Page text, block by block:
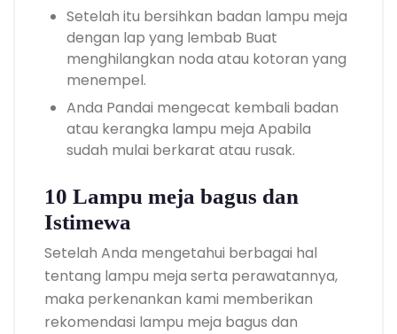
Setelah itu bersihkan badan lampu meja
dengan lap yang lembab Buat
menghilangkan noda atau kotoran yang
menempel.
Anda Pandai mengecat kembali badan
atau kerangka lampu meja Apabila
sudah mulai berkarat atau rusak.
10 Lampu meja bagus dan
Istimewa
Setelah Anda mengetahui berbagai hal
tentang lampu meja serta perawatannya,
maka perkenankan kami memberikan
rekomendasi lampu meja bagus dan